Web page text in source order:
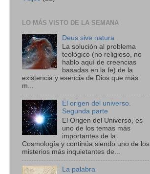
LO MÁS VISTO DE LA SEMANA
Deus sive natura
La solución al problema
teológico (no religioso, no
hablo aquí de creencias
basadas en la fe) de la
existencia y esencia de Dios que más
m...
El origen del universo.
Segunda parte
El Origen del Universo, es
uno de los temas más
importantes de la
Cosmología y continúa siendo uno de los
misterios más inquietantes de...
La palabra